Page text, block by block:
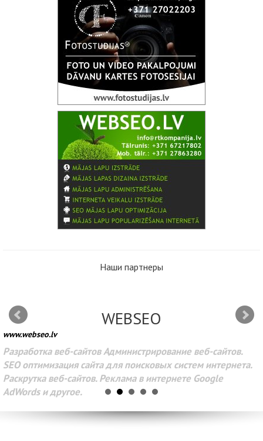
Наши партнеры
WEBSEO
www.webseo.lv
Разработка веб-сайтов Администрирование веб-сайтов.
SEO оптимизация сайта для поисковых систем интернета.
Раскрутка веб-сайтов. Реклама в интернете Google
AdWords и другое.